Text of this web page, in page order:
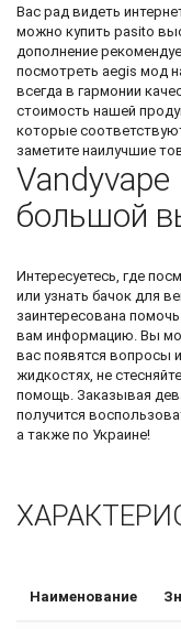
Вас рад видеть
можно купить pasito
дополнение
посмотреть aegis мод
всегда в гармонии
стоимость нашей
которые
заметите наилучшие
большой
Интересуетесь, где
или узнать бачок для
заинтересована
вам информацию. Вы
вас появятся вопросы
жидкостях, не
помощь. Заказывая
получится
а также по Украине!
Наименование